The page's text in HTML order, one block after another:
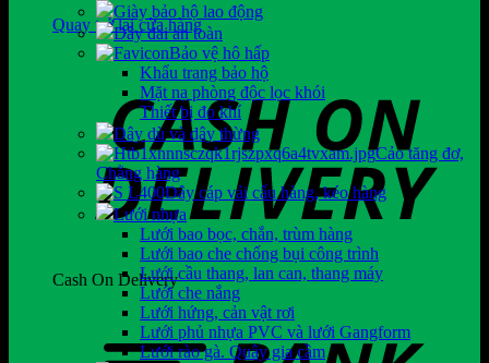
Quay trở lại cửa hàng
Cash On Delivery
Giày bảo hộ lao động
Dây đai an toàn
Bảo vệ hô hấp
Khẩu trang bảo hộ
Mặt nạ phòng độc lọc khói
Thiết bị đo khí
Dây dù và dây thừng
Cảo tăng đơ,
Chằng hàng
Dây cáp vải cẩu hàng, kéo hàng
Lưới nhựa
Lưới bao bọc, chắn, trùm hàng
Lưới bao che chống bụi công trình
Lưới cầu thang, lan can, thang máy
Lưới che nắng
Lưới hứng, cản vật rơi
Lưới phủ nhựa PVC và lưới Gangform
Lưới rào gà. Quây gia cầm